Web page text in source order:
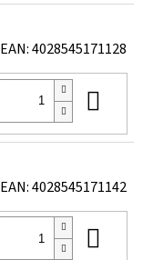
EAN:4028545171128
EAN:4028545171142